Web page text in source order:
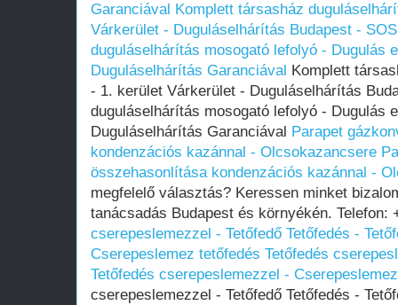
Garanciával Komplett társasház
Várkerület - Duguláselhárítás Budapest -
duguláselhárítás mosogató lefolyó - Dugulás
Duguláselhárítás Garanciával Komplett
- 1. kerület Várkerület - Duguláselhárítás
duguláselhárítás mosogató lefolyó - Dugulás
Duguláselhárítás Garanciával Parapet
kondenzációs kazánnal - Olcsokazancsere
összehasonlítása kondenzációs kazánnal -
megfelelő választás? Keressen minket
tanácsadás Budapest és környékén. Telefon:
cserepeslemezzel - Tetőfedő Tetőfedés -
Cserepeslemez tetőfedés Tetőfedés
Tetőfedés cserepeslemezzel -
cserepeslemezzel - Tetőfedő Tetőfedés -